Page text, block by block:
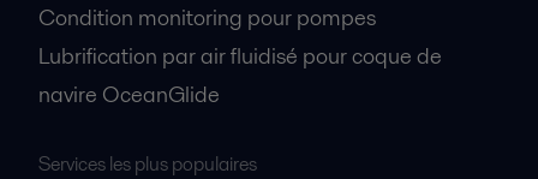
Condition monitoring pour pompes
Lubrification par air fluidisé pour coque de
navire OceanGlide
Services les plus populaires